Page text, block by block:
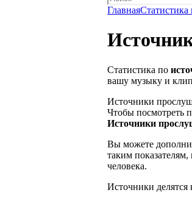
ГлавнаяСтатистика
Статистика по
вашу музыку и
Источники
Чтобы посмотреть
Источники
Вы можете
таким
человека.
Источники